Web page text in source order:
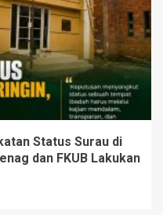
Status Surau di
dan FKUB Lakukan